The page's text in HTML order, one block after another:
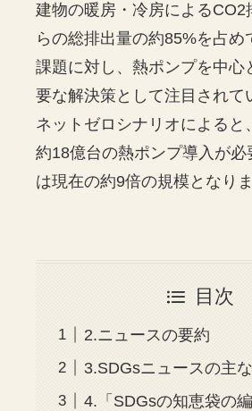
建物の暖房・冷房によるCO2
らの総排出量の約85%を占め
課題に対し、熱ポンプを中心
要な解決策として注目されて
ネットゼロシナリオによると
約18億台の熱ポンプ導入が
は現在の約9倍の規模となりま
目次
2.ニュースの要約
3.SDGsニュースの主
4.「SDGsの知恵袋の